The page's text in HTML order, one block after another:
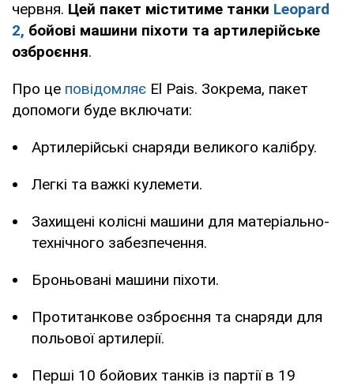
червня. Цей пакет міститиме танки Leopard
2, бойові машини піхоти та артилерійське
озброєння.
Про це повідомляє El Pais. Зокрема, пакет
допомоги буде включати:
Артилерійські снаряди великого калібру.
Легкі та важкі кулемети.
Захищені колісні машини для матеріально-
технічного забезпечення.
Броньовані машини піхоти.
Протитанкове озброєння та снаряди для
польової артилерії.
Перші 10 бойових танків із партії в 19